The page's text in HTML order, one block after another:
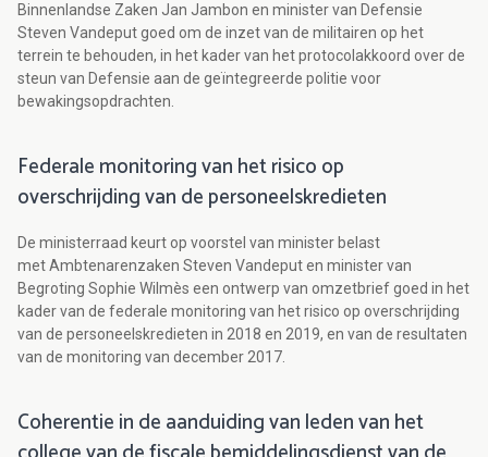
Binnenlandse Zaken Jan Jambon en minister van Defensie
Steven Vandeput goed om de inzet van de militairen op het
terrein te behouden, in het kader van het protocolakkoord over de
steun van Defensie aan de geïntegreerde politie voor
bewakingsopdrachten.
Federale monitoring van het risico op
overschrijding van de personeelskredieten
De ministerraad keurt op voorstel van minister belast
met Ambtenarenzaken Steven Vandeput en minister van
Begroting Sophie Wilmès een ontwerp van omzetbrief goed in het
kader van de federale monitoring van het risico op overschrijding
van de personeelskredieten in 2018 en 2019, en van de resultaten
van de monitoring van december 2017.
Coherentie in de aanduiding van leden van het